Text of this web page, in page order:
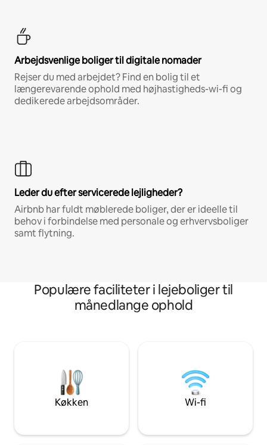
Arbejdsvenlige boliger til digitale nomader
Rejser du med arbejdet? Find en bolig til et
længerevarende ophold med højhastigheds-wi-fi og
dedikerede arbejdsområder.
Leder du efter servicerede lejligheder?
Airbnb har fuldt møblerede boliger, der er ideelle til
behov i forbindelse med personale og erhvervsboliger
samt flytning.
Populære faciliteter i lejeboliger til
månedlange ophold
Køkken Wi-fi